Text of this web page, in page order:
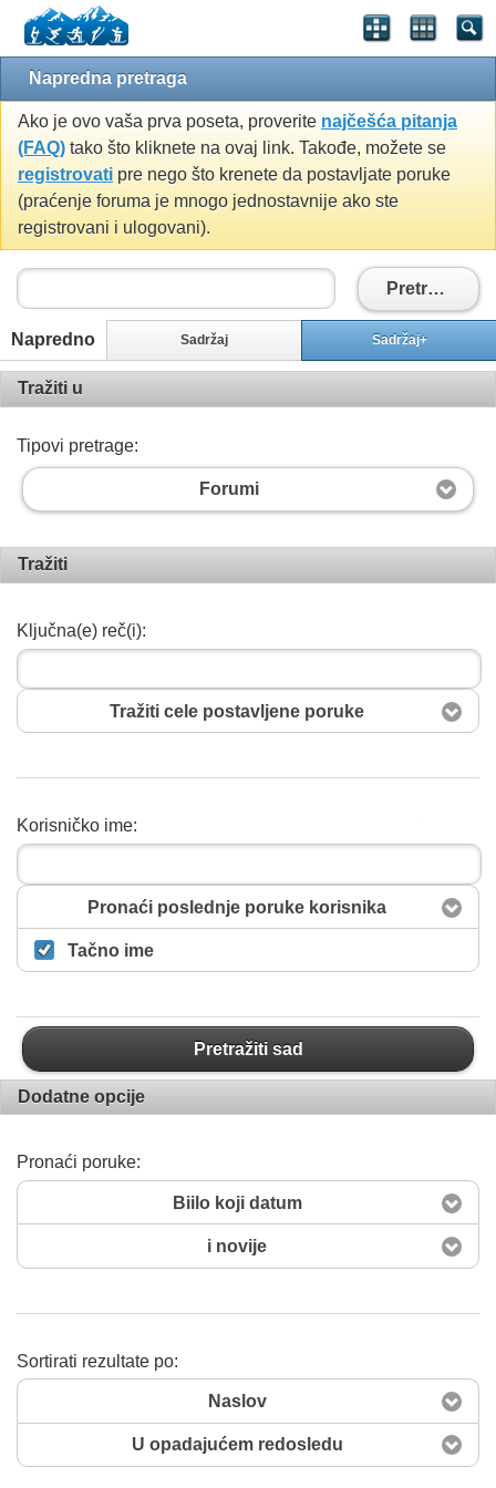
Napredna pretraga
Ako je ovo vaša prva poseta, proverite najčešća pitanja
(FAQ) tako što kliknete na ovaj link. Takođe, možete se
registrovati pre nego što krenete da postavljate poruke
(praćenje foruma je mnogo jednostavnije ako ste
registrovani i ulogovani).
Pretražiti
Napredno Sadržaj Sadržaj+
Tražiti u
Tipovi pretrage:
Forumi
Tražiti
Ključna(e) reč(i):
Tražiti cele postavljene poruke
Korisničko ime:
Pronaći poslednje poruke korisnika
Tačno ime
Pretražiti sad
Dodatne opcije
Pronaći poruke:
Biilo koji datum
i novije
Sortirati rezultate po:
Naslov
U opadajućem redosledu